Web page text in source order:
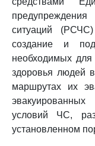
ситуаций
создание и
необходимых
здоровья людей
маршрутах их
условий ЧС,
установленном